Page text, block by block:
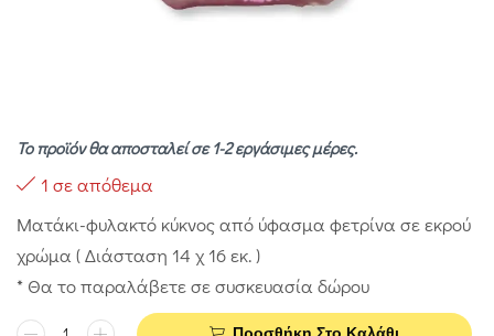
Το προϊόν θα αποσταλεί σε 1-2 εργάσιμες μέρες.
1 σε απόθεμα
Ματάκι-φυλακτό κύκνος από ύφασμα φετρίνα σε εκρού
χρώμα ( Διάσταση 14 χ 16 εκ. )
* Θα το παραλάβετε σε συσκευασία δώρου